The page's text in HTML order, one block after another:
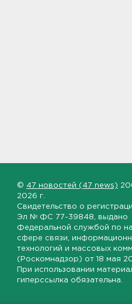
© 47 новостей (47 news)
2026 г.
Свидетельство о
Эл № ФС 77-39848 , выдано
Федеральной службой по
сфере связи,
технологий и массовых
(Роскомнадзор) от 18 мая
При использовании
гиперссылка обязательна.